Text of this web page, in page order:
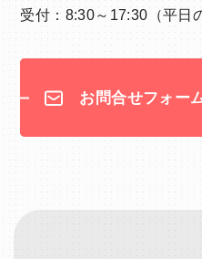
受付：8:30～17:30（平日
お問合せフォー